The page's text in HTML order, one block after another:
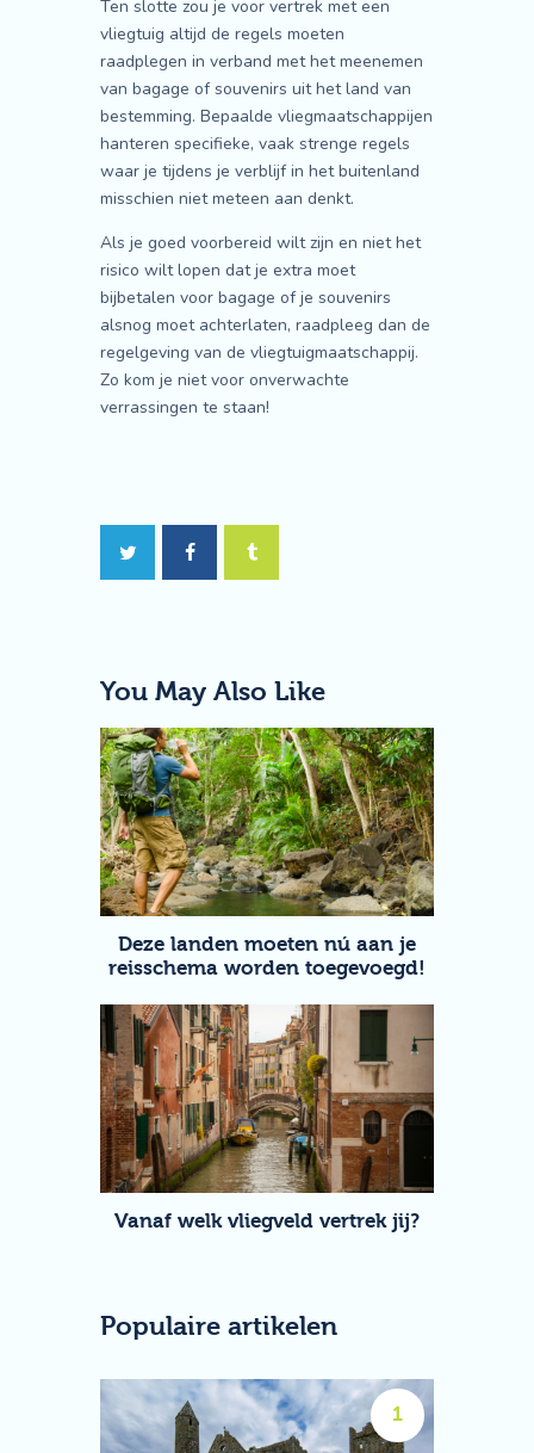
Ten slotte zou je voor vertrek met een
vliegtuig altijd de regels moeten
raadplegen in verband met het meenemen
van bagage of souvenirs uit het land van
bestemming. Bepaalde vliegmaatschappijen
hanteren specifieke, vaak strenge regels
waar je tijdens je verblijf in het buitenland
misschien niet meteen aan denkt.
Als je goed voorbereid wilt zijn en niet het
risico wilt lopen dat je extra moet
bijbetalen voor bagage of je souvenirs
alsnog moet achterlaten, raadpleeg dan de
regelgeving van de vliegtuigmaatschappij.
Zo kom je niet voor onverwachte
verrassingen te staan!
You May Also Like
Deze landen moeten nú aan je
reisschema worden toegevoegd!
Vanaf welk vliegveld vertrek jij?
Populaire artikelen